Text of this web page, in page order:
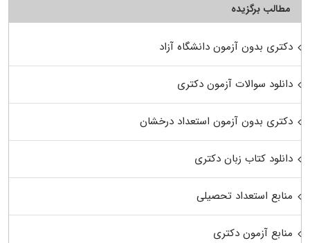
مطالب برگزیده
دکتری بدون آزمون دانشگاه آزاد
دانلود سوالات آزمون دکتری
دکتری بدون آزمون استعداد درخشان
دانلود کتاب زبان دکتری
منابع استعداد تحصیلی
منابع آزمون دکتری